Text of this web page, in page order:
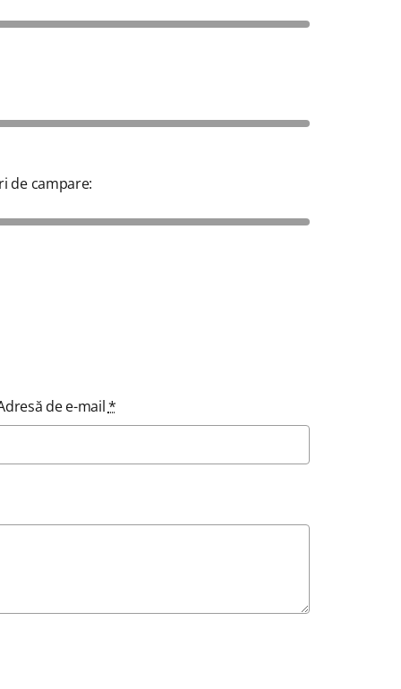
de campare:
de e-mail*